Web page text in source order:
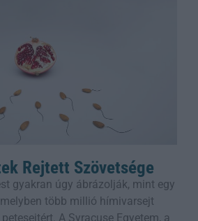
Rejtett Szövetsége
gyakran úgy ábrázolják, mint egy
több millió hímivarsejt
A Syracuse Egyetem, a